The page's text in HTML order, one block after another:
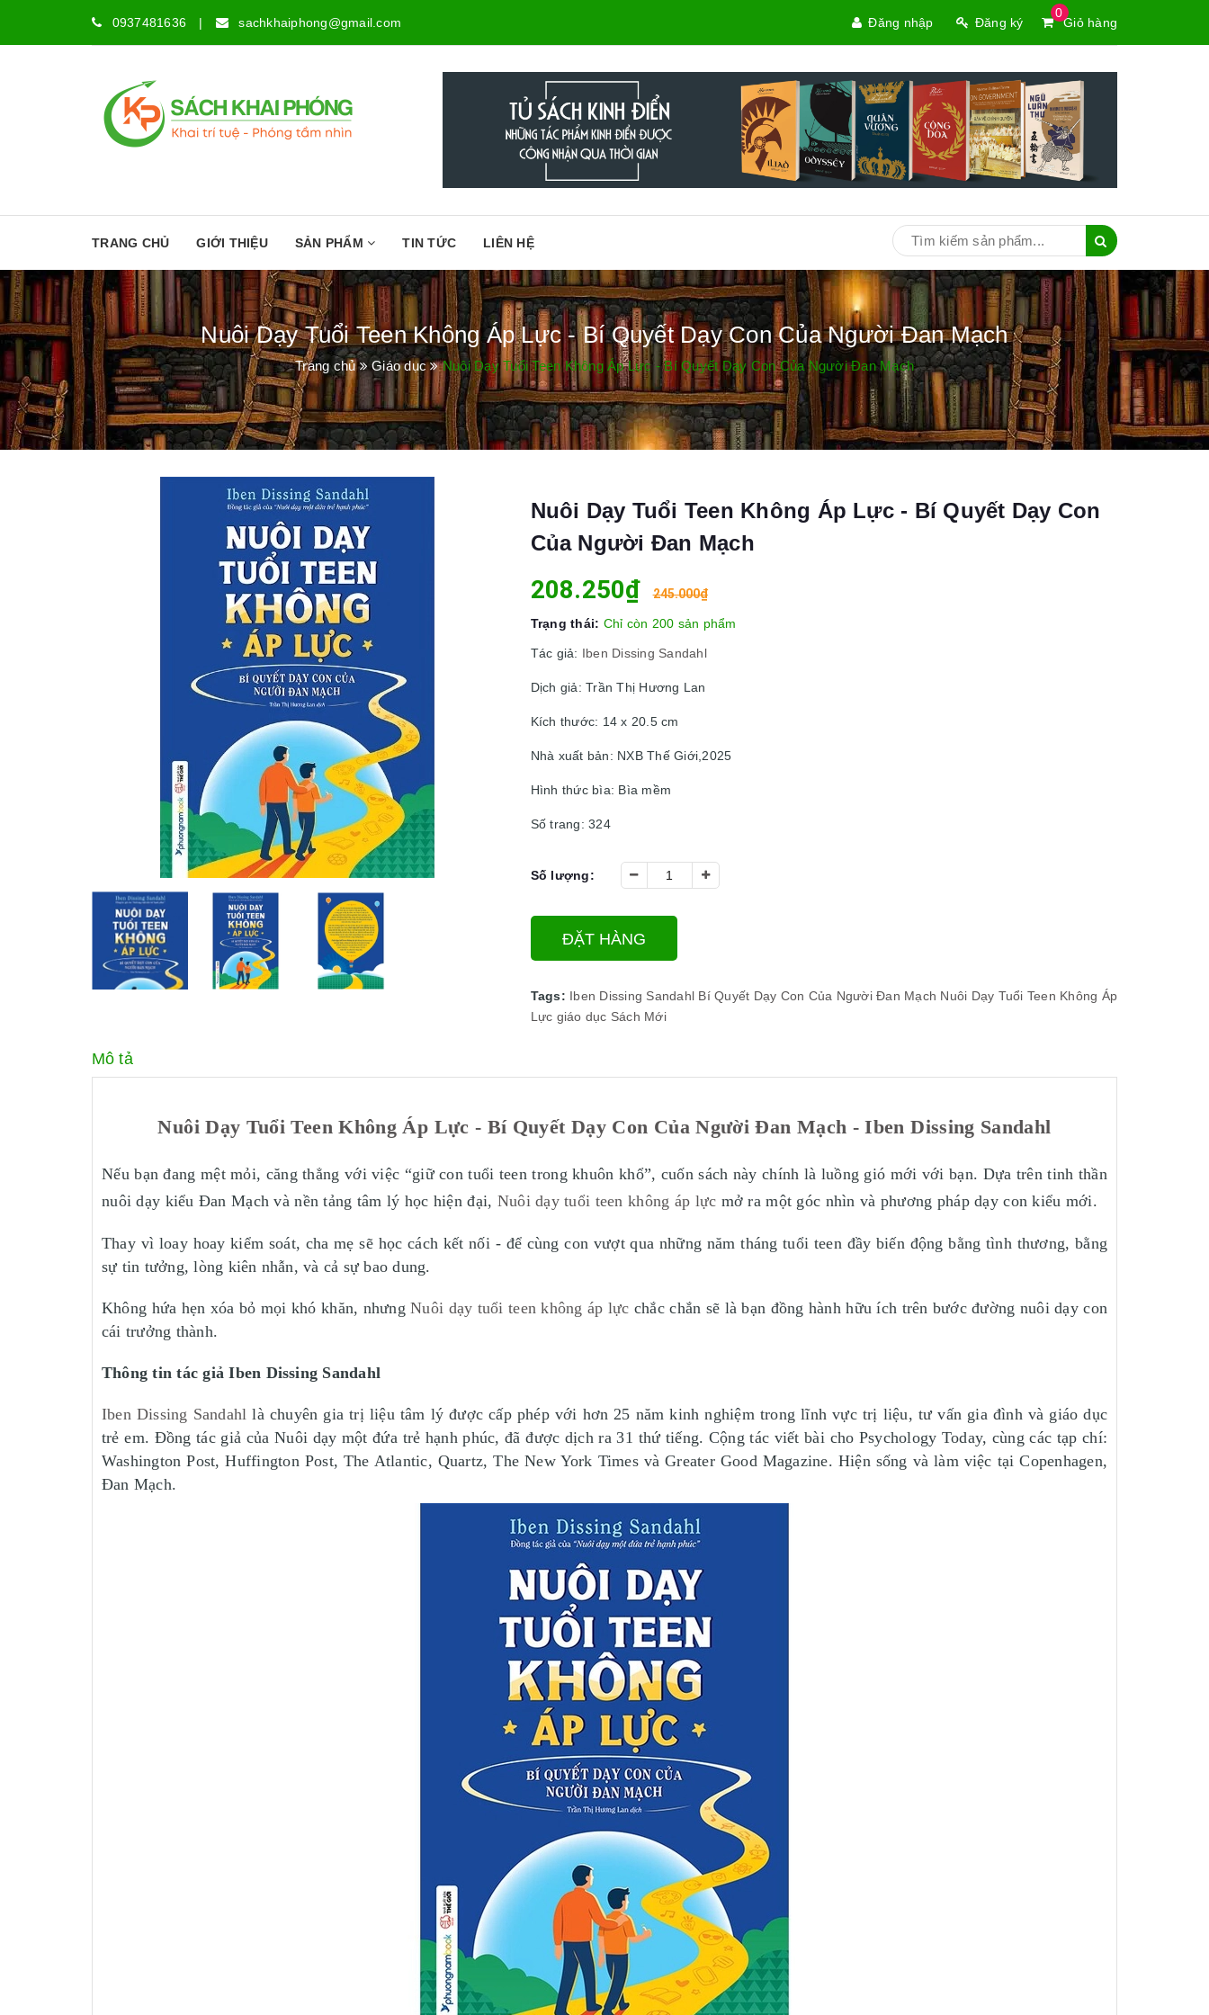
0937481636 | sachkhaiphong@gmail.com
0
Giỏ hàng
Đăng nhập Đăng ký
TRANG CHỦ GIỚI THIỆU SẢN PHẨM TIN TỨC LIÊN HỆ
Nuôi Dạy Tuổi Teen Không Áp Lực - Bí Quyết Dạy Con Của Người Đan Mạch
Trang chủ Giáo dục Nuôi Dạy Tuổi Teen Không Áp Lực - Bí Quyết Dạy Con Của Người Đan Mạch
Nuôi Dạy Tuổi Teen Không Áp Lực - Bí Quyết Dạy Con
Của Người Đan Mạch
208.250₫ 245.000₫
Trạng thái: Chỉ còn 200 sản phẩm
Tác giả: Iben Dissing Sandahl
Dịch giả: Trần Thị Hương Lan
Kích thước: 14 x 20.5 cm
Nhà xuất bản: NXB Thế Giới,2025
Hình thức bìa: Bìa mềm
Số trang: 324
Số lượng:
ĐẶT HÀNG
Tags: Iben Dissing Sandahl Bí Quyết Dạy Con Của Người Đan Mạch Nuôi Dạy Tuổi Teen Không Áp
Lực giáo dục Sách Mới
Mô tả
Nuôi Dạy Tuổi Teen Không Áp Lực - Bí Quyết Dạy Con Của Người Đan Mạch - Iben Dissing Sandahl
Nếu bạn đang mệt mỏi, căng thẳng với việc “giữ con tuổi teen trong khuôn khổ”, cuốn sách này chính là luồng gió mới với bạn. Dựa trên tinh thần
nuôi dạy kiểu Đan Mạch và nền tảng tâm lý học hiện đại, Nuôi dạy tuổi teen không áp lực mở ra một góc nhìn và phương pháp dạy con kiểu mới.
Thay vì loay hoay kiểm soát, cha mẹ sẽ học cách kết nối - để cùng con vượt qua những năm tháng tuổi teen đầy biến động bằng tình thương, bằng
sự tin tưởng, lòng kiên nhẫn, và cả sự bao dung.
Không hứa hẹn xóa bỏ mọi khó khăn, nhưngNuôi dạy tuổi teen không áp lực chắc chắn sẽ là bạn đồng hành hữu ích trên bước đường nuôi dạy con
cái trưởng thành.
Thông tin tác giả Iben Dissing Sandahl
Iben Dissing Sandahl là chuyên gia trị liệu tâm lý được cấp phép với hơn 25 năm kinh nghiệm trong lĩnh vực trị liệu, tư vấn gia đình và giáo dục
trẻ em. Đồng tác giả của Nuôi dạy một đứa trẻ hạnh phúc, đã được dịch ra 31 thứ tiếng. Cộng tác viết bài cho Psychology Today, cùng các tạp chí:
Washington Post, Huffington Post, The Atlantic, Quartz, The New York Times và Greater Good Magazine. Hiện sống và làm việc tại Copenhagen,
Đan Mạch.